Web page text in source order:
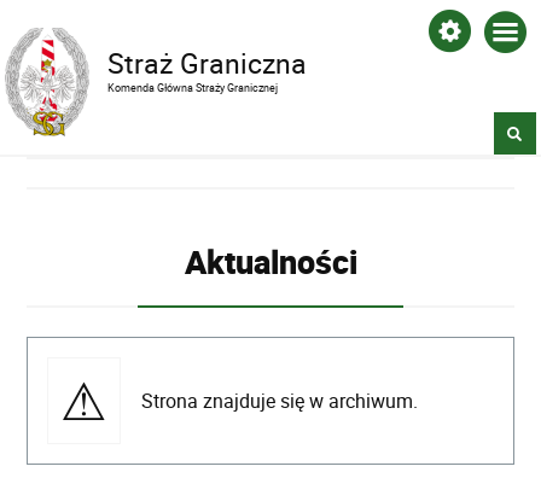
Straż Graniczna
Komenda Główna Straży Granicznej
Aktualności
Strona znajduje się w archiwum.